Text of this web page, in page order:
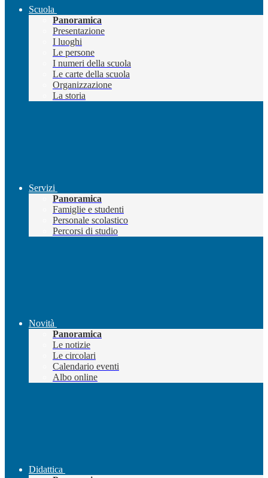
Scuola
Panoramica
Presentazione
I luoghi
Le persone
I numeri della scuola
Le carte della scuola
Organizzazione
La storia
Servizi
Panoramica
Famiglie e studenti
Personale scolastico
Percorsi di studio
Novità
Panoramica
Le notizie
Le circolari
Calendario eventi
Albo online
Didattica